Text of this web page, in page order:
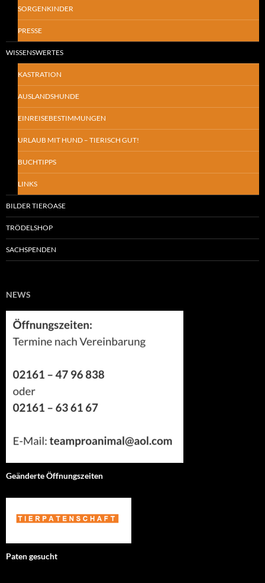
SORGENKINDER
PRESSE
WISSENSWERTES
KASTRATION
AUSLANDSHUNDE
EINREISEBESTIMMUNGEN
URLAUB MIT HUND – TIERISCH GUT!
BUCHTIPPS
LINKS
BILDER TIEROASE
TRÖDELSHOP
SACHSPENDEN
NEWS
Geänderte Öffnungszeiten
Paten gesucht